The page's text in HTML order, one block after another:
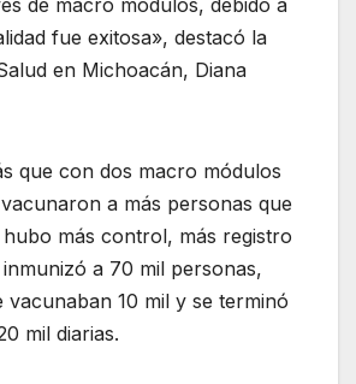
de macro módulos, debido a
fue exitosa», destacó la
en Michoacán, Diana
que con dos macro módulos
a más personas que
más control, más registro
a 70 mil personas,
vacunaban 10 mil y se terminó
mil diarias.